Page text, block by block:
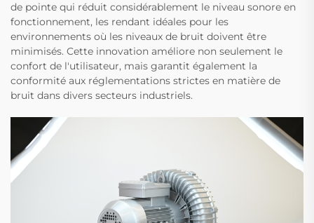
de pointe qui réduit considérablement le niveau sonore en
fonctionnement, les rendant idéales pour les
environnements où les niveaux de bruit doivent être
minimisés. Cette innovation améliore non seulement le
confort de l'utilisateur, mais garantit également la
conformité aux réglementations strictes en matière de
bruit dans divers secteurs industriels.